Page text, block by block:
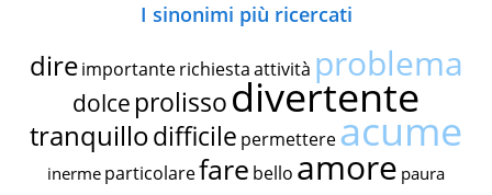
I sinonimi più ricercati
dire importante richiestaattività problema
dolce prolissodivertente
tranquillodifficile permettereacume
inerme particolarefare bello amore paura